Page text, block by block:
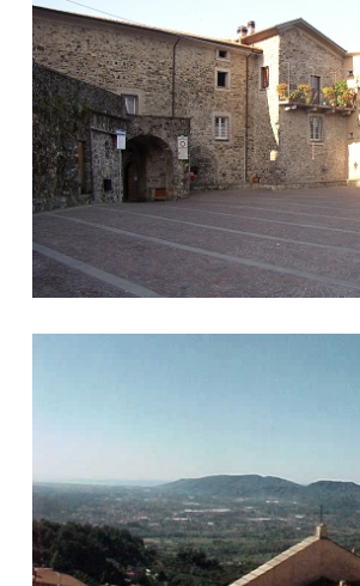
Piazza Castello